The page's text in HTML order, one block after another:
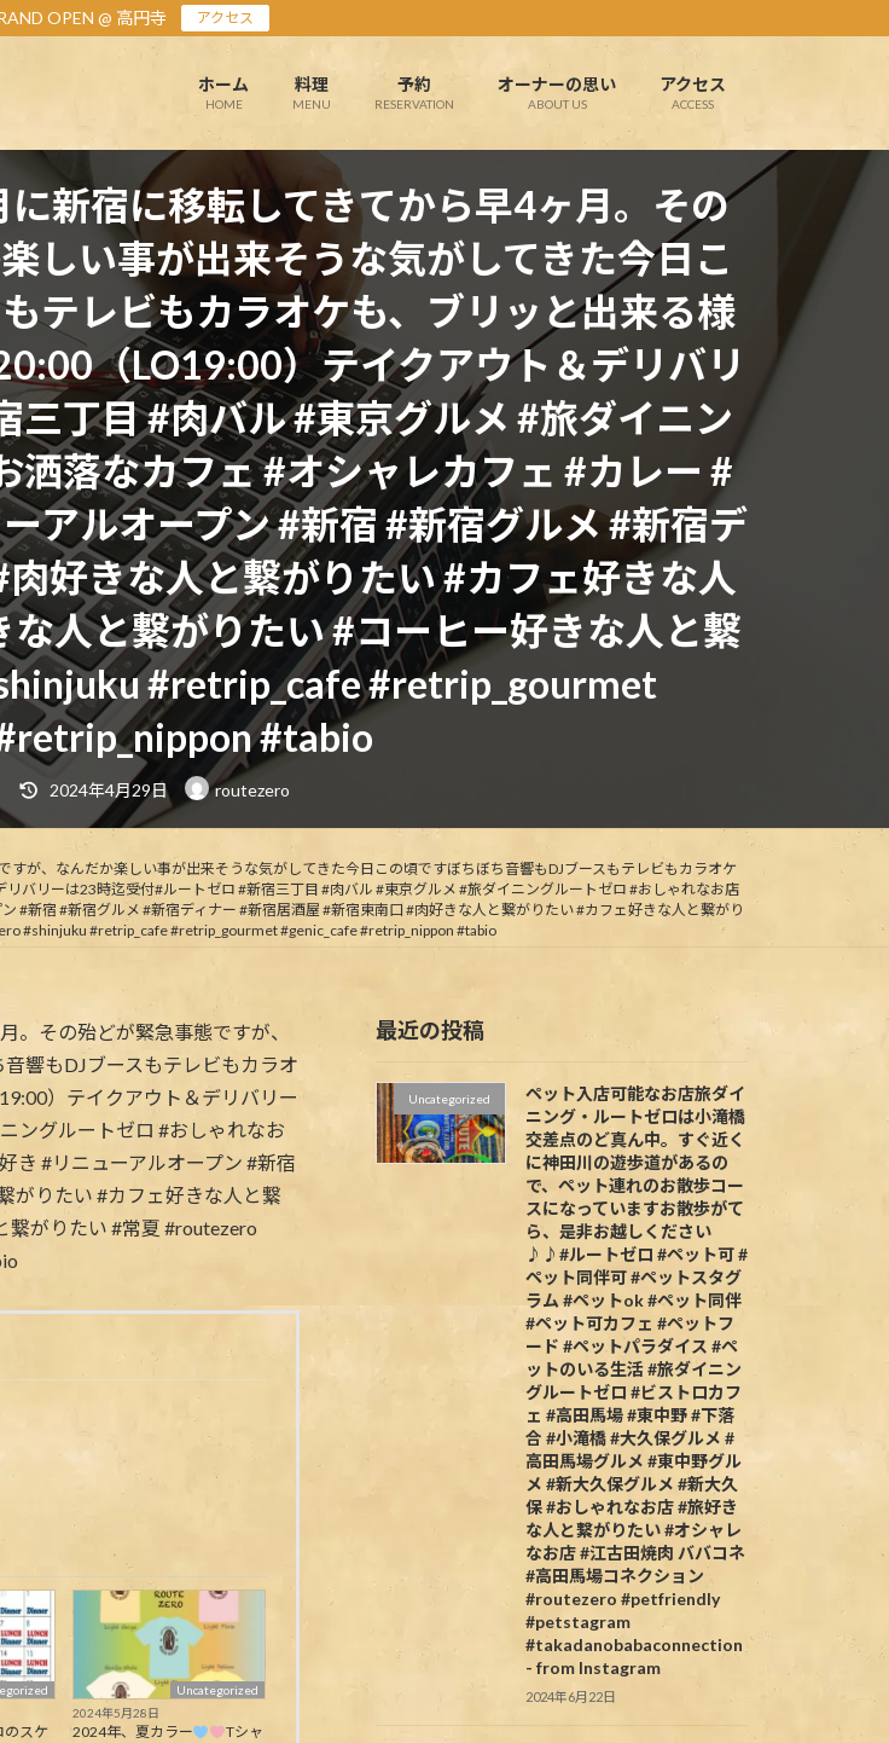
OPEN @ 高円寺 アクセス
ホーム
HOME
料理
MENU
予約
RESERVATION
オーナーの思い
ABOUT US
アクセス
ACCESS
新宿に移転してきてから早4ヶ月。その
しい事が出来そうな気がしてきた今日こ
テレビもカラオケも、ブリッと出来る様
（LO19:00）テイクアウト＆デリバリ
丁目 #肉バル #東京グルメ #旅ダイニン
洒落なカフェ #オシャレカフェ #カレー #
アルオープン #新宿 #新宿グルメ #新宿デ
好きな人と繋がりたい #カフェ好きな人
人と繋がりたい #コーヒー好きな人と繋
#retrip_cafe #retrip_gourmet
#tabio
最
終
新
時
:
2024年4月29日 routezero
が、なんだか楽しい事が出来そうな気がしてきた今日この頃ですぼちぼち音響もDJブースもテレビもカラオケ
リーは23時迄受付#ルートゼロ #新宿三丁目 #肉バル #東京グルメ #旅ダイニングルートゼロ #おしゃれなお店
#新宿 #新宿グルメ #新宿ディナー #新宿居酒屋 #新宿東南口 #肉好きな人と繋がりたい #カフェ好きな人と繋がり
#shinjuku #retrip_cafe #retrip_gourmet #genic_cafe #retrip_nippon #tabio
のスケ
Uncategorized
2024年5月28日
2024年、夏カラー
Tシャ
最近の投稿
Uncategorized
ペット入店可能なお店旅ダイ
ニング・ルートゼロは小滝橋
交差点のど真ん中。すぐ近く
に神田川の遊歩道があるの
で、ペット連れのお散歩コー
スになっていますお散歩がて
ら、是非お越しください
♪♪#ルートゼロ #ペット可 #
ペット同伴可 #ペットスタグ
ラム #ペットok #ペット同伴
#ペット可カフェ #ペットフ
ード #ペットパラダイス #ペ
ットのいる生活 #旅ダイニン
グルートゼロ #ビストロカフ
ェ #高田馬場 #東中野 #下落
合 #小滝橋 #大久保グルメ #
高田馬場グルメ #東中野グル
メ #新大久保グルメ #新大久
保 #おしゃれなお店 #旅好き
な人と繋がりたい #オシャレ
なお店 #江古田焼肉 ババコネ
#高田馬場コネクション
#routezero #petfriendly
#petstagram
#takadanobabaconnection
- from Instagram
2024年6月22日